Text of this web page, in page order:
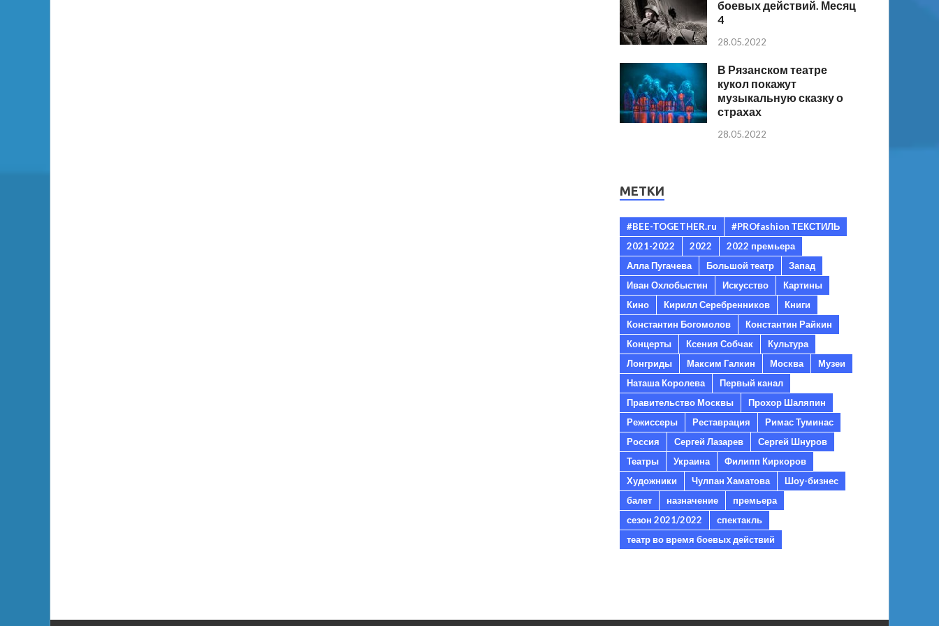
боевых действий. Месяц
4
28.05.2022
В Рязанском театре
кукол покажут
музыкальную сказку о
страхах
28.05.2022
МЕТКИ
#BEE-TOGETHER.ru
#PROfashion ТЕКСТИЛЬ
2021-2022
2022
2022 премьера
Алла Пугачева
Большой театр
Запад
Иван Охлобыстин
Искусство
Картины
Кино
Кирилл Серебренников
Книги
Константин Богомолов
Константин Райкин
Концерты
Ксения Собчак
Культура
Лонгриды
Максим Галкин Москва
Музеи
Наташа Королева
Первый канал
Правительство Москвы
Прохор Шаляпин
Режиссеры
Реставрация
Римас Туминас
Россия
Сергей Лазарев
Сергей Шнуров
Театры
Украина
Филипп Киркоров
Художники
Чулпан Хаматова
Шоу-бизнес
балет
назначение
премьера
сезон 2021/2022
спектакль
театр во время боевых действий